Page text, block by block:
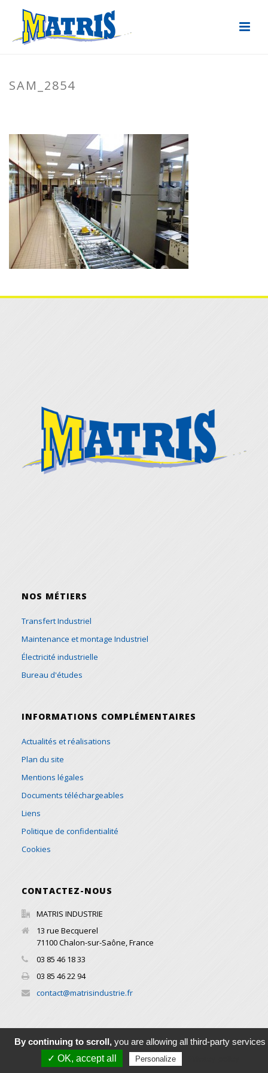
SAM_2854
NOS MÉTIERS
Transfert Industriel
Maintenance et montage Industriel
Électricité industrielle
Bureau d'études
INFORMATIONS COMPLÉMENTAIRES
Actualités et réalisations
Plan du site
Mentions légales
Documents téléchargeables
Liens
Politique de confidentialité
Cookies
CONTACTEZ-NOUS
MATRIS INDUSTRIE
13 rue Becquerel
71100Chalon-sur-Saône,France
03 85 46 18 33
03 85 46 22 94
contact@matrisindustrie.fr
© 2016 Copyright All Rights Reserved MATRIS INDUSTRIE -
Réalisation parWADESIGN
By continuing to scroll, you are allowing all third-party services
✓ OK, accept all
Personalize